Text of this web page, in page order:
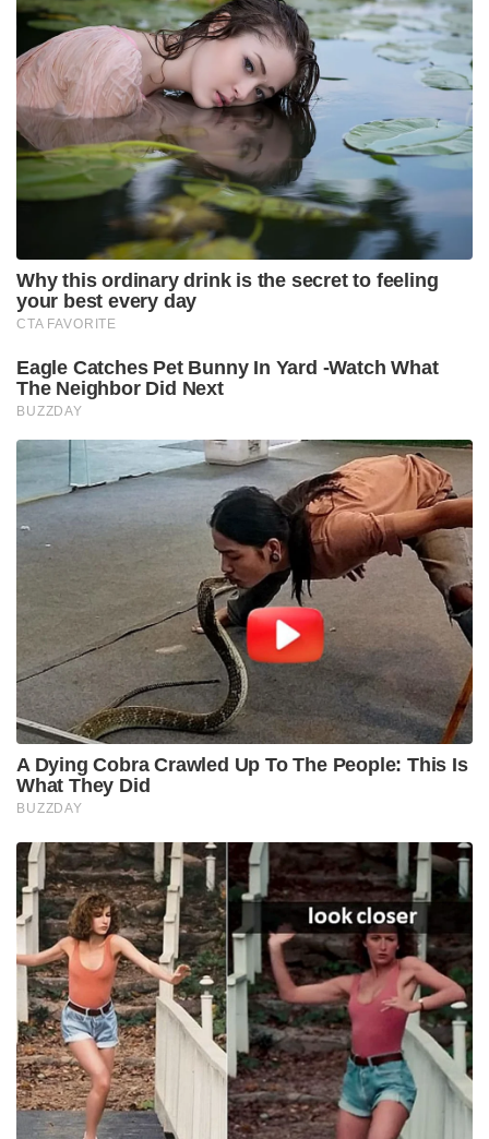
ഫയലുകൾ വച്ചുതാമസിപ്പിക്കരുതെന്നുംപ്രധാനമന്ത്രി
കർശന നിർദ്ദേശം നൽകിയിട്ടുണ്ട്. ഏറ്റവും കുറഞ്ഞ
സമയത്തിനുള്ളിൽ പരമാവധികാര്യങ്ങൾ
നടപ്പിലാക്കാൻ ശ്രദ്ധിക്കണം. ഭരണത്തിൽ കൂടുതൽ
ലളിതവൽക്കരണംകൊണ്ടുവരണമെന്നും
പരിഷ്കരണങ്ങളിൽ വിട്ടുവീഴ്ച പാടില്ലെന്നും അദ്ദേഹം
ഓർമ്മിപ്പിച്ചു. ‘വികസിത് ഭാരത് 2047’ എന്നത്
വെറുമൊരു മുദ്രാവാക്യമല്ലെന്നും അത്
സർക്കാരിന്റെപ്രതിജ്ഞാബദ്ധതയാണെന്നും അദ്ദേഹം
വ്യക്തമാക്കി. പ്രകടനത്തിൽ പിന്നിലായ
മന്ത്രാലയങ്ങളോട്അടിയന്തരമായി തിരുത്തൽ
നടപടികൾ സ്വീകരിക്കാൻ പ്രധാനമന്ത്രി
ആവശ്യപ്പെട്ടിട്ടുണ്ട്.
കഴിഞ്ഞ 12 വർഷത്തെ സർക്കാരിന്റെ നേട്ടങ്ങൾ
ജനങ്ങളിലേക്ക് സജീവമായി
എത്തിക്കാനുംമന്ത്രിമാർക്ക് നിർദ്ദേശമുണ്ട്.
പശ്ചിമേഷ്യൻ പ്രതിസന്ധിയും ഹോർമുസ്
കടലിടുക്കിലെ എണ്ണക്കടത്ത്തടസ്സങ്ങളും കാരണം
രാജ്യത്തുണ്ടാകാൻ സാധ്യതയുള്ള ഇന്ധന വിലക്കയറ്റ
ഭീഷണികളെ നേരിടാൻകൃത്യമായ മുൻകരുതലുകൾ
എടുക്കാനും യോഗത്തിൽ തീരുമാനമായി.
Tags: meeting ministers pm modi